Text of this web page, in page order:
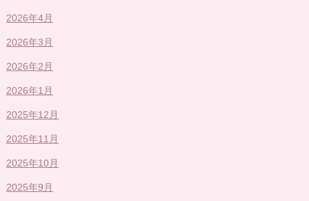
2026年4月
2026年3月
2026年2月
2026年1月
2025年12月
2025年11月
2025年10月
2025年9月